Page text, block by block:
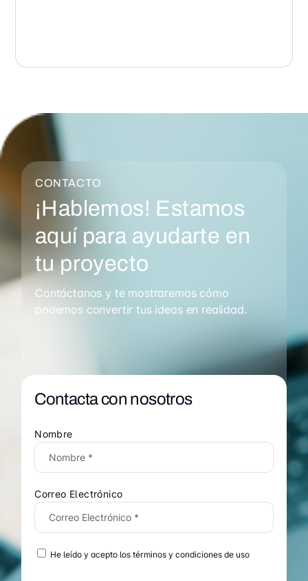
CONTACTO
¡Hablemos! Estamos
aquí para ayudarte en
tu proyecto
Contáctanos y te mostraremos cómo
podemos convertir tus ideas en realidad.
Contacta con nosotros
Nombre
Correo Electrónico
He leído y acepto los términos y condiciones de uso